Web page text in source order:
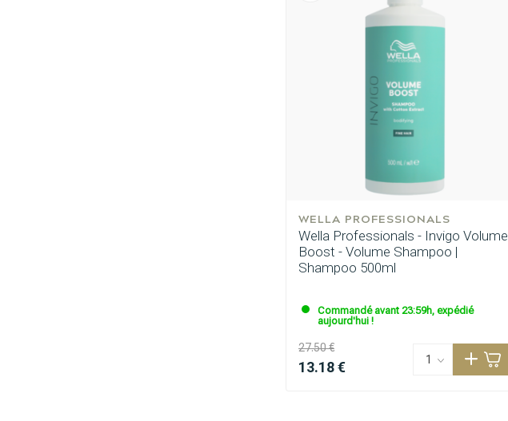
WELLA PROFESSIONALS
Wella Professionals - Invigo Volume
Boost - Volume Shampoo |
Shampoo 500ml
Commandé avant 23:59h, expédié
aujourd'hui !
27.50 €
13.18 €